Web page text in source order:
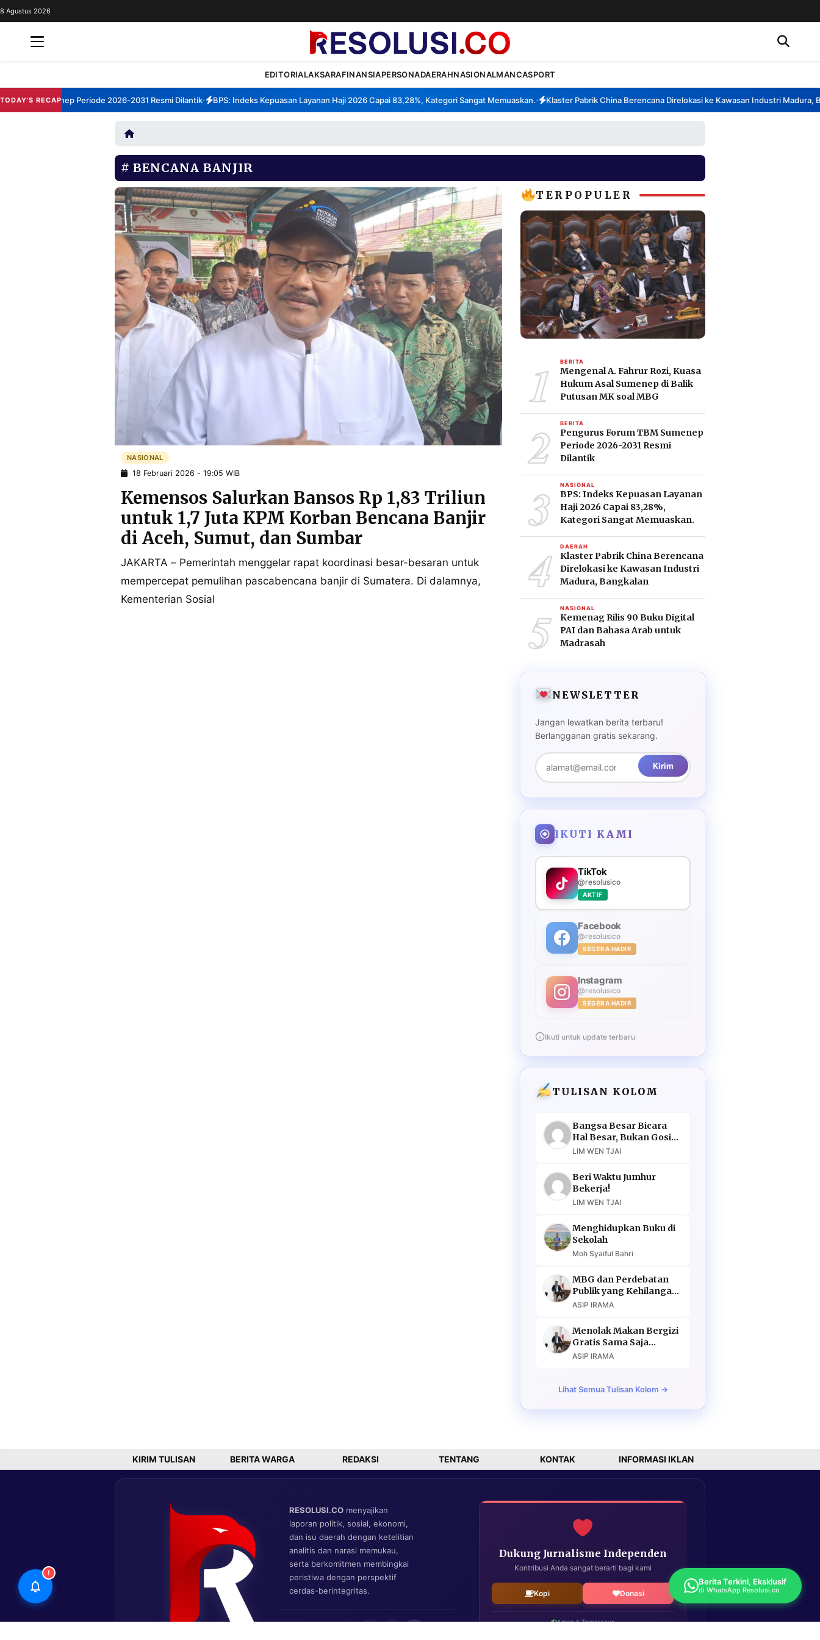
REDAKSI
PERSONA
NASIONAL
BERITA
WARGA
TULISAN
SERVICE
8 Agustus 2026
EDITORIALAKSARAFINANSIAPERSONADAERAHNASIONALMANCASPORT
TODAY'S RECAP
Sumenep Periode 2026-2031 Resmi Dilantik• BPS: Indeks Kepuasan Layanan Haji 2026 Capai 83,28%, Kategori Sangat Memuaskan.• Klaster Pabrik China Berencana Direlokasi ke Kawasan Industri Madura,
BENCANA BANJIR
NASIONAL
18 Februari 2026 - 19:05 WIB
Kemensos Salurkan Bansos Rp 1,83 Triliun
untuk 1,7 Juta KPM Korban Bencana Banjir
di Aceh, Sumut, dan Sumbar
JAKARTA – Pemerintah menggelar rapat koordinasi besar-besaran untuk
mempercepat pemulihan pascabencana banjir di Sumatera. Di dalamnya,
Kementerian Sosial
TERPOPULER
1 BERITA
Mengenal A. Fahrur Rozi, Kuasa
Hukum Asal Sumenep di Balik
Putusan MK soal MBG
2 BERITA
Pengurus Forum TBM Sumenep
Periode 2026-2031 Resmi
Dilantik
3 NASIONAL
BPS: Indeks Kepuasan Layanan
Haji 2026 Capai 83,28%,
Kategori Sangat Memuaskan.
4 DAERAH
Klaster Pabrik China Berencana
Direlokasi ke Kawasan Industri
Madura, Bangkalan
5 NASIONAL
Kemenag Rilis 90 Buku Digital
PAI dan Bahasa Arab untuk
Madrasah
NEWSLETTER
Jangan lewatkan berita terbaru!
Berlangganan gratis sekarang.
Kirim
IKUTI KAMI
TikTok
@resolusico
AKTIF
Facebook
@resolusico
SEGERA HADIR
Instagram
@resolusico
SEGERA HADIR
Ikuti untuk update terbaru
TULISAN KOLOM
Bangsa Besar Bicara
Hal Besar, Bukan Gosip
Murahan
LIM WEN TJAI
Beri Waktu Jumhur
Bekerja!
LIM WEN TJAI
Menghidupkan Buku di
Sekolah
Moh Syaiful Bahri
MBG dan Perdebatan
Publik yang Kehilangan
Argumen
ASIP IRAMA
Menolak Makan Bergizi
Gratis Sama Saja
Menolak Masa Depan
ASIP IRAMA
Lihat Semua Tulisan Kolom →
KIRIM TULISAN BERITA WARGA REDAKSI TENTANG KONTAK INFORMASI IKLAN
RESOLUSI.CO menyajikan
laporan politik, sosial, ekonomi,
dan isu daerah dengan ketelitian
analitis dan narasi memukau,
serta berkomitmen membingkai
peristiwa dengan perspektif
cerdas-berintegritas.
Dukung Jurnalisme Independen
Kontribusi Anda sangat berarti bagi kami
Kopi Donasi
Aman & Terpercaya
!
Berita Terkini, Eksklusif
di WhatsApp Resolusi.co